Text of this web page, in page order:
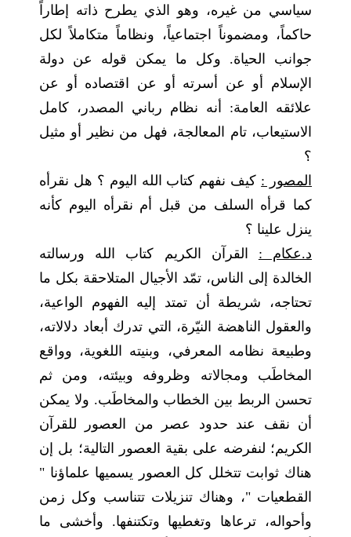
سياسي من غيره، وهو الذي يطرح ذاته إطاراً
حاكماً، ومضموناً اجتماعياً، ونظاماً متكاملاً لكل
جوانب الحياة. وكل ما يمكن قوله عن دولة
الإسلام أو عن أسرته أو عن اقتصاده أو عن
علائقه العامة: أنه نظام رباني المصدر، كامل
الاستيعاب، تام المعالجة، فهل من نظير أو مثيل
؟
المصور : كيف نفهم كتاب الله اليوم ؟ هل نقرأه
كما قرأه السلف من قبل أم نقرأه اليوم كأنه
ينزل علينا ؟
د.عكام : القرآن الكريم كتاب الله ورسالته
الخالدة إلى الناس، تمّد الأجيال المتلاحقة بكل ما
تحتاجه، شريطة أن تمتد إليه الفهوم الواعية،
والعقول الناهضة النيّرة، التي تدرك أبعاد دلالاته،
وطبيعة نظامه المعرفي، وبنيته اللغوية، وواقع
المخاطَب ومجالاته وظروفه وبيئته، ومن ثم
تحسن الربط بين الخطاب والمخاطَب. ولا يمكن
أن نقف عند حدود عصر من العصور للقرآن
الكريم؛ لنفرضه على بقية العصور التالية؛ بل إن
هناك ثوابت تتخلل كل العصور يسميها علماؤنا "
القطعيات "، وهناك تنزيلات تتناسب وكل زمن
وأحواله، ترعاها وتغطيها وتكتنفها. وأخشى ما